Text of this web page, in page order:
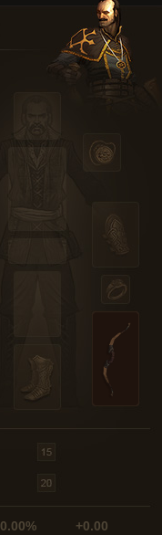
0.00% +0.00